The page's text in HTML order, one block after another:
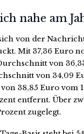
nahe am
von der
Mit 37,36 Euro
von
von 34,09
38,85 Euro vom
entfernt. Über
zugelegt.